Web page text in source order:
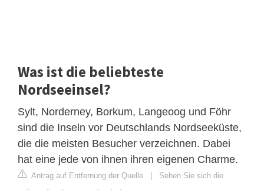
Was ist die beliebteste
Nordseeinsel?
Sylt, Norderney, Borkum, Langeoog und Föhr
sind die Inseln vor Deutschlands Nordseeküste,
die die meisten Besucher verzeichnen. Dabei
hat eine jede von ihnen ihren eigenen Charme.
Antrag auf Entfernung der Quelle | Sehen Sie sich die